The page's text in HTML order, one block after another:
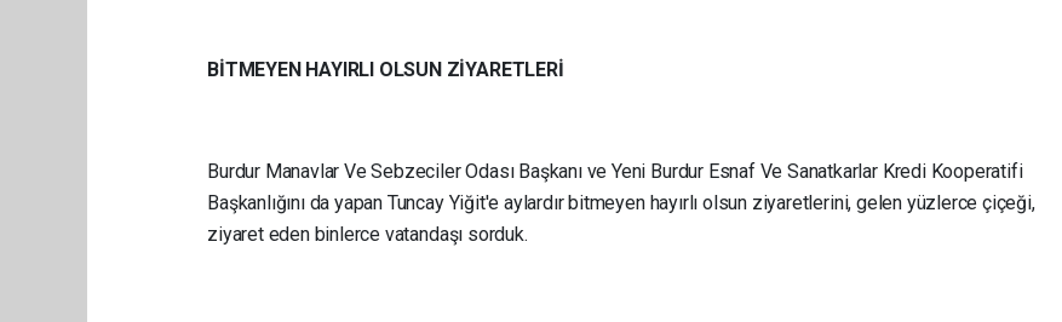
BİTMEYEN HAYIRLI OLSUN ZİYARETLERİ
Burdur Manavlar Ve Sebzeciler Odası Başkanı ve Yeni Burdur Esnaf Ve Sanatkarlar Kredi Kooperatifi
Başkanlığını da yapan Tuncay Yiğit'e aylardır bitmeyen hayırlı olsun ziyaretlerini, gelen yüzlerce çiçeği,
ziyaret eden binlerce vatandaşı sorduk.